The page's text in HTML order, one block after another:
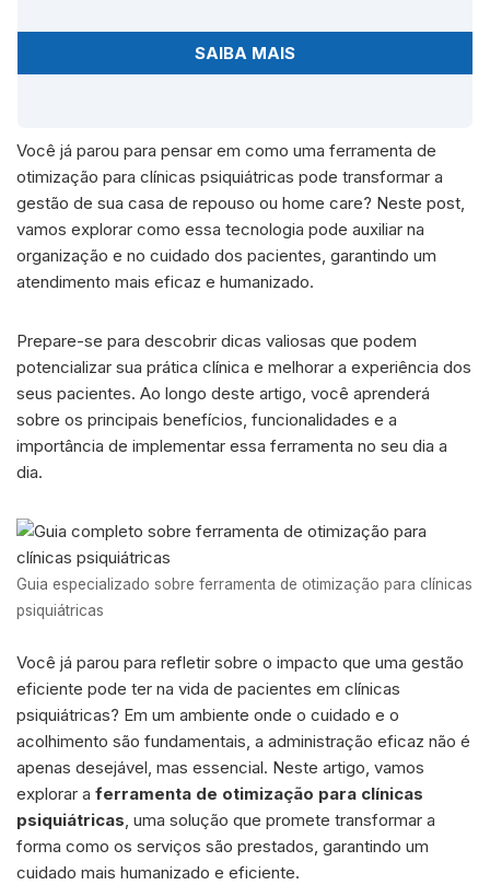
SAIBA MAIS
Você já parou para pensar em como uma ferramenta de
otimização para clínicas psiquiátricas pode transformar a
gestão de sua casa de repouso ou home care? Neste post,
vamos explorar como essa tecnologia pode auxiliar na
organização e no cuidado dos pacientes, garantindo um
atendimento mais eficaz e humanizado.
Prepare-se para descobrir dicas valiosas que podem
potencializar sua prática clínica e melhorar a experiência dos
seus pacientes. Ao longo deste artigo, você aprenderá
sobre os principais benefícios, funcionalidades e a
importância de implementar essa ferramenta no seu dia a
dia.
Guia especializado sobre ferramenta de otimização para clínicas
psiquiátricas
Você já parou para refletir sobre o impacto que uma gestão
eficiente pode ter na vida de pacientes em clínicas
psiquiátricas? Em um ambiente onde o cuidado e o
acolhimento são fundamentais, a administração eficaz não é
apenas desejável, mas essencial. Neste artigo, vamos
explorar a ferramenta de otimização para clínicas
psiquiátricas, uma solução que promete transformar a
forma como os serviços são prestados, garantindo um
cuidado mais humanizado e eficiente.